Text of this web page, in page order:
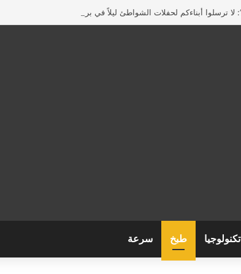
لا ترسلوا أبناءكم لحفلات الشواطئ ليلاً في بريطانيا
تكنولوجيا طبخ سرعة